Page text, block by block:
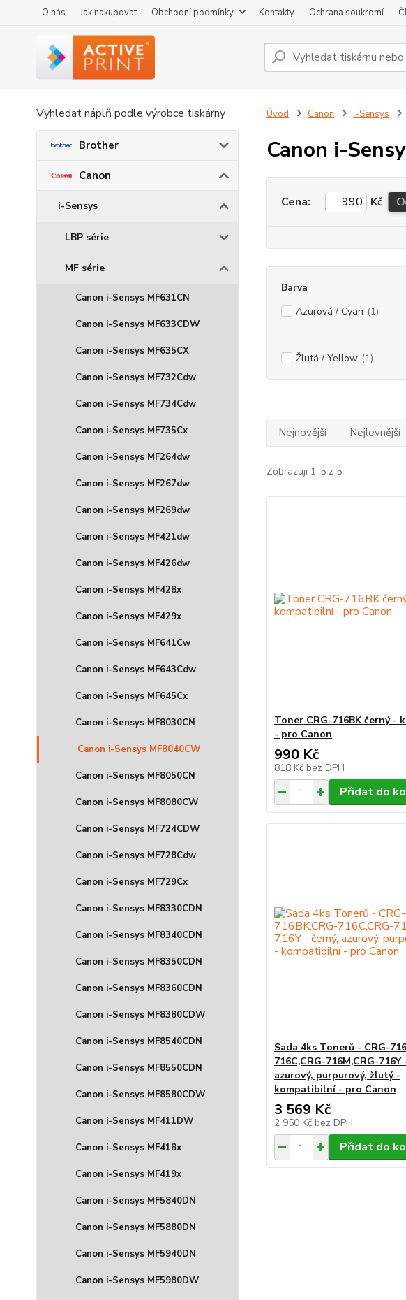
O nás Jak nakupovat Obchodní podmínky Kontakty Ochrana soukromí
Vyhledat náplň podle výrobce tiskárny
Brother
Canon
i-Sensys
LBP série
MF série
Canon i-Sensys MF631CN
Canon i-Sensys MF633CDW
Canon i-Sensys MF635CX
Canon i-Sensys MF732Cdw
Canon i-Sensys MF734Cdw
Canon i-Sensys MF735Cx
Canon i-Sensys MF264dw
Canon i-Sensys MF267dw
Canon i-Sensys MF269dw
Canon i-Sensys MF421dw
Canon i-Sensys MF426dw
Canon i-Sensys MF428x
Canon i-Sensys MF429x
Canon i-Sensys MF641Cw
Canon i-Sensys MF643Cdw
Canon i-Sensys MF645Cx
Canon i-Sensys MF8030CN
Canon i-Sensys MF8040CW
Canon i-Sensys MF8050CN
Canon i-Sensys MF8080CW
Canon i-Sensys MF724CDW
Canon i-Sensys MF728Cdw
Canon i-Sensys MF729Cx
Canon i-Sensys MF8330CDN
Canon i-Sensys MF8340CDN
Canon i-Sensys MF8350CDN
Canon i-Sensys MF8360CDN
Canon i-Sensys MF8380CDW
Canon i-Sensys MF8540CDN
Canon i-Sensys MF8550CDN
Canon i-Sensys MF8580CDW
Canon i-Sensys MF411DW
Canon i-Sensys MF418x
Canon i-Sensys MF419x
Canon i-Sensys MF5840DN
Canon i-Sensys MF5880DN
Canon i-Sensys MF5940DN
Canon i-Sensys MF5980DW
Úvod Canon i-Sensys
Canon i-
Cena: Kč
Barva
Azurová / Cyan (1)
Žlutá / Yellow (1)
Nejnovější Nejlevnější
Zobrazuji 1-5 z 5
Toner CRG-716BK černý -
- pro Canon
990 Kč
818 Kč bez DPH
Přidat do
Sada 4ks Tonerů - CRG-
716C,CRG-716M,CRG-716Y
azurový, purpurový, žlutý -
kompatibilní - pro Canon
3 569 Kč
2 950 Kč bez DPH
Přidat do